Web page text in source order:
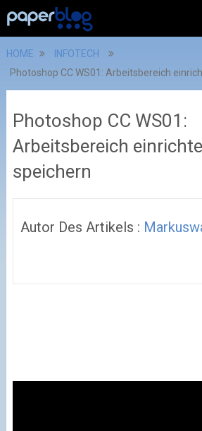
HOME
INFOTECH
Photoshop CC WS01: Arbeitsbereich
Photoshop CC WS01:
Arbeitsbereich
speichern
Autor Des Artikels :